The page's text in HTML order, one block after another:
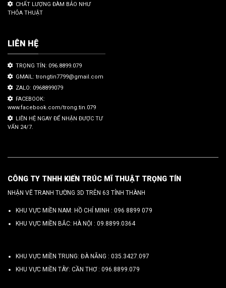
CHẤT LƯỢNG ĐÀM BẢO NHƯ
THỎA THUẬT
LIÊN HỆ
TRỌNG TÍN: 096.8899.079
GMAIL: trongtin7799@gmail.com
ZALO: 0968899079
FACEBOOK:
www.facebook.com/trong.tin.079
LIÊN HỆ NGAY ĐỂ NHẬN ĐƯỢC TƯ
VẤN 24/7.
CÔNG TY TNHH KIẾN TRÚC MĨ THUẬT TRỌNG TÍN
NHẬN VẼ TRANH TƯỜNG 3D TRÊN 63 TỈNH THÀNH
KHU VỰC MIỀN NAM: HỒ CHÍ MINH : 096 8899 079
KHU VỰC MIỀN BẮC: HÀ NỘI : 09.8899.0364
KHU VỰC MIỀN TRUNG: ĐÀ NẴNG : 035.3427.097
KHU VỰC MIỀN TÂY: CẦN THƠ : 096.8899.079